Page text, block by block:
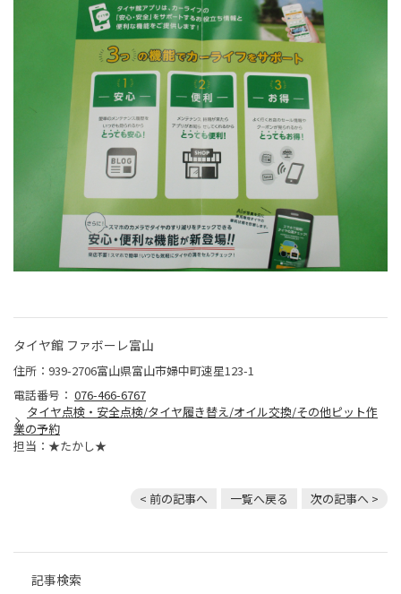
タイヤ館 ファボーレ富山
住所：939-2706富山県富山市婦中町速星123-1
電話番号： 076-466-6767
タイヤ点検・安全点検/タイヤ履き替え/オイル交換/その他ピット作
業の予約
担当：★たかし★
< 前の記事へ 一覧へ戻る 次の記事へ >
記事検索